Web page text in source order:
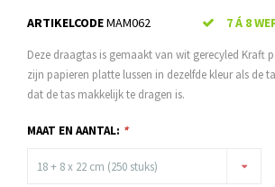
ARTIKELCODEMAM062 7 Á 8
Deze draagtas is gemaakt van wit gerecyled Kraft
zijn papieren platte lussen in dezelfde kleur als de
dat de tas makkelijk te dragen is.
MAAT EN AANTAL: *
18 + 8 x 22 cm (250 stuks)